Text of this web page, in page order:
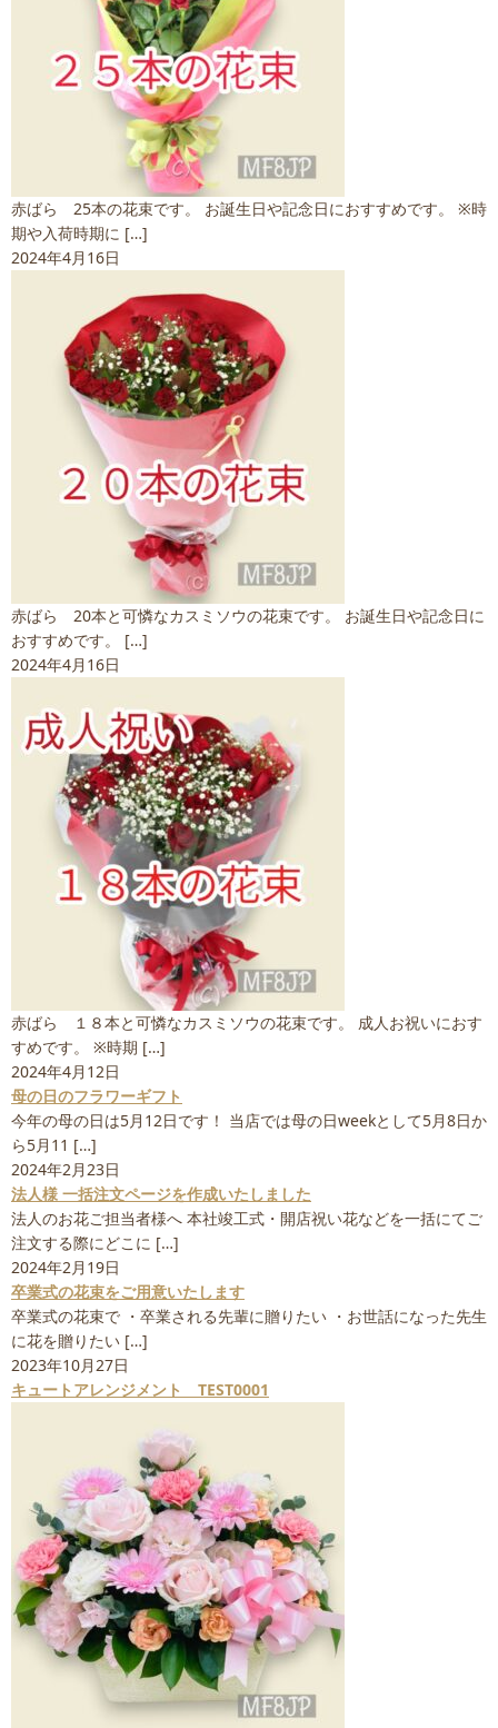
赤ばら 25本の花束です。 お誕生日や記念日におすすめです。 ※時
期や入荷時期に […]
2024年4月16日
赤ばら 20本と可憐なカスミソウの花束です。 お誕生日や記念日に
おすすめです。 […]
2024年4月16日
赤ばら １８本と可憐なカスミソウの花束です。 成人お祝いにおす
すめです。 ※時期 […]
2024年4月12日
母の日のフラワーギフト
今年の母の日は5月12日です！ 当店では母の日weekとして5月8日か
ら5月11 […]
2024年2月23日
法人様 一括注文ページを作成いたしました
法人のお花ご担当者様へ 本社竣工式・開店祝い花などを一括にてご
注文する際にどこに […]
2024年2月19日
卒業式の花束をご用意いたします
卒業式の花束で ・卒業される先輩に贈りたい ・お世話になった先生
に花を贈りたい […]
2023年10月27日
キュートアレンジメント TEST0001